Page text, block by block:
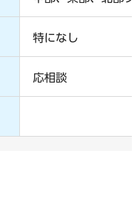
特になし
応相談